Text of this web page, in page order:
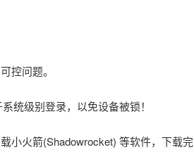
控问题。
统级别登录，以免设备被锁！
小火箭(Shadowrocket) 等软件，下载完